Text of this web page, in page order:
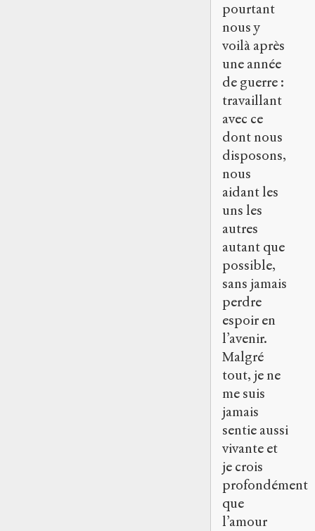
pourtant
nous y
voilà après
une année
de guerre :
travaillant
avec ce
dont nous
disposons,
nous
aidant les
uns les
autres
autant que
possible,
sans jamais
perdre
espoir en
l’avenir.
Malgré
tout, je ne
me suis
jamais
sentie aussi
vivante et
je crois
profondément
que
l’amour